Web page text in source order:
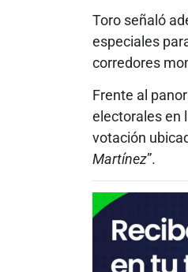
Toro señaló
especiales
corredores
Frente al
electorales en
votación
Martínez”.